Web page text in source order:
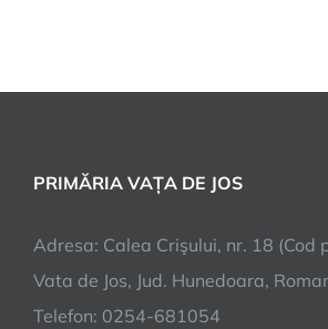
PRIMĂRIA VAȚA DE JOS
Adresa: Calea Crişului, nr. 18 (Cod
Vata de Jos, Jud. Hunedoara,
Telefon: 0254-681054